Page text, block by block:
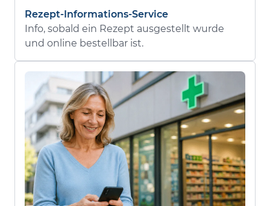
Rezept-Informations-Service
Info, sobald ein Rezept ausgestellt wurde
und online bestellbar ist.